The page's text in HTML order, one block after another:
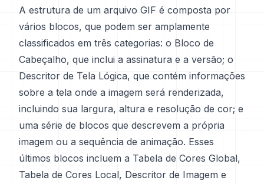
A estrutura de um arquivo GIF é composta por
vários blocos, que podem ser amplamente
classificados em três categorias: o Bloco de
Cabeçalho, que inclui a assinatura e a versão; o
Descritor de Tela Lógica, que contém informações
sobre a tela onde a imagem será renderizada,
incluindo sua largura, altura e resolução de cor; e
uma série de blocos que descrevem a própria
imagem ou a sequência de animação. Esses
últimos blocos incluem a Tabela de Cores Global,
Tabela de Cores Local, Descritor de Imagem e